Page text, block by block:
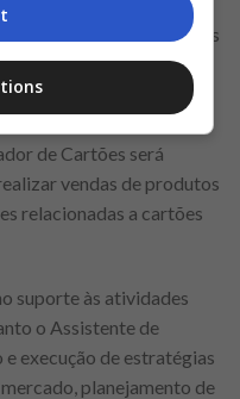
O Executivo de Vendas
no crescimento e na
Além disso, há
Administrativo e
de Cartões será
vendas de produtos
relacionadas a cartões
suporte às atividades
o Assistente de
execução de estratégias
planejamento de